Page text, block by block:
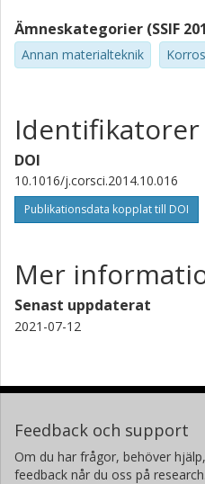
Ämneskategorier (SSIF
Annan materialteknik
Identifikatorer
DOI
10.1016/j.corsci.2014.10.016
Publikationsdata kopplat till DOI
Mer
Senast uppdaterat
2021-07-12
Feedback och support
Om du har frågor, behöver
feedback når du oss på